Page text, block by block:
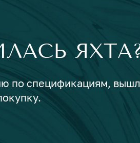
по спецификациям,